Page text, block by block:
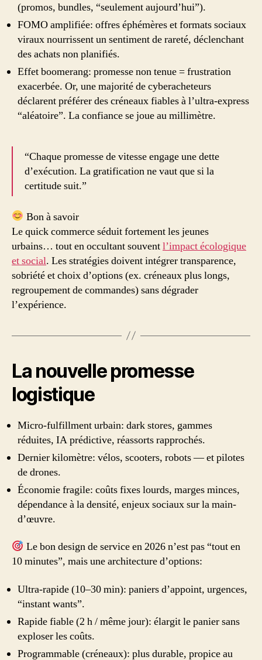
(promos, bundles, “seulement aujourd’hui”).
FOMO amplifiée: offres éphémères et formats sociaux
viraux nourrissent un sentiment de rareté, déclenchant
des achats non planifiés.
Effet boomerang: promesse non tenue = frustration
exacerbée. Or, une majorité de cyberacheteurs
déclarent préférer des créneaux fiables à l’ultra-express
“aléatoire”. La confiance se joue au millimètre.
“Chaque promesse de vitesse engage une dette
d’exécution. La gratification ne vaut que si la
certitude suit.”
Bon à savoir
Le quick commerce séduit fortement les jeunes
urbains… tout en occultant souventl’impact écologique
et social. Les stratégies doivent intégrer transparence,
sobriété et choix d’options (ex. créneaux plus longs,
regroupement de commandes) sans dégrader
l’expérience.
La nouvelle promesse
logistique
Micro-fulfillment urbain: dark stores, gammes
réduites, IA prédictive, réassorts rapprochés.
Dernier kilomètre: vélos, scooters, robots — et pilotes
de drones.
Économie fragile: coûts fixes lourds, marges minces,
dépendance à la densité, enjeux sociaux sur la main-
d’œuvre.
Le bon design de service en 2026 n’est pas “tout en
10 minutes”, mais une architecture d’options:
Ultra-rapide (10–30 min): paniers d’appoint, urgences,
“instant wants”.
Rapide fiable (2 h / même jour): élargit le panier sans
exploser les coûts.
Programmable (créneaux): plus durable, propice au